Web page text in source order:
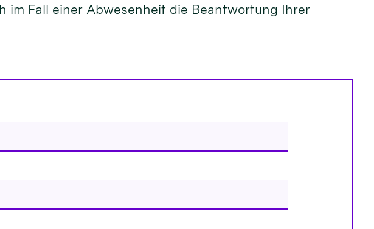
Fall einer Abwesenheit die Beantwortung Ihrer